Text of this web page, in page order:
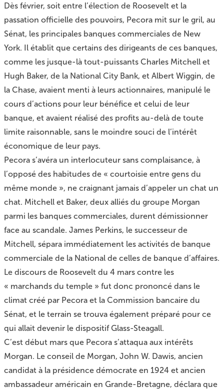
Dès février, soit entre l’élection de Roosevelt et la
passation officielle des pouvoirs, Pecora mit sur le gril, au
Sénat, les principales banques commerciales de New
York. Il établit que certains des dirigeants de ces banques,
comme les jusque-là tout-puissants Charles Mitchell et
Hugh Baker, de la National City Bank, et Albert Wiggin, de
la Chase, avaient menti à leurs actionnaires, manipulé le
cours d’actions pour leur bénéfice et celui de leur
banque, et avaient réalisé des profits au-delà de toute
limite raisonnable, sans le moindre souci de l’intérêt
économique de leur pays.
Pecora s’avéra un interlocuteur sans complaisance, à
l’opposé des habitudes de « courtoisie entre gens du
même monde », ne craignant jamais d’appeler un chat un
chat. Mitchell et Baker, deux alliés du groupe Morgan
parmi les banques commerciales, durent démissionner
face au scandale. James Perkins, le successeur de
Mitchell, sépara immédiatement les activités de banque
commerciale de la National de celles de banque d’affaires.
Le discours de Roosevelt du 4 mars contre les
« marchands du temple » fut donc prononcé dans le
climat créé par Pecora et la Commission bancaire du
Sénat, et le terrain se trouva également préparé pour ce
qui allait devenir le dispositif Glass-Steagall.
C’est début mars que Pecora s’attaqua aux intérêts
Morgan. Le conseil de Morgan, John W. Dawis, ancien
candidat à la présidence démocrate en 1924 et ancien
ambassadeur américain en Grande-Bretagne, déclara que